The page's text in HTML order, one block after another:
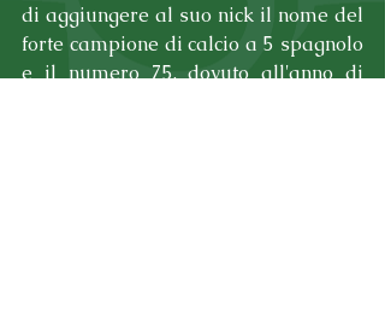
di aggiungere al suo nick il nome del
forte campione di calcio a 5 spagnolo
e il numero 75, dovuto all'anno di